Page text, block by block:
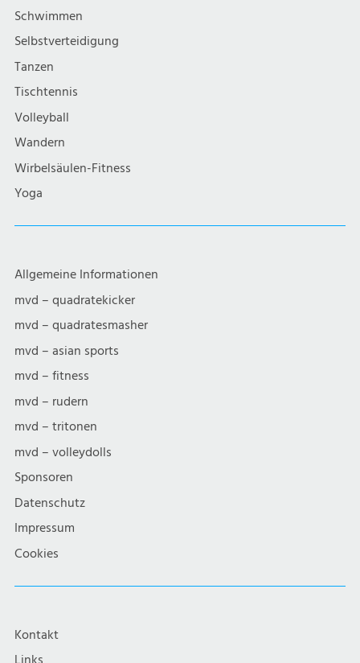
Schwimmen
Selbstverteidigung
Tanzen
Tischtennis
Volleyball
Wandern
Wirbelsäulen-Fitness
Yoga
Allgemeine Informationen
mvd – quadratekicker
mvd – quadratesmasher
mvd – asian sports
mvd – fitness
mvd – rudern
mvd – tritonen
mvd – volleydolls
Sponsoren
Datenschutz
Impressum
Cookies
Kontakt